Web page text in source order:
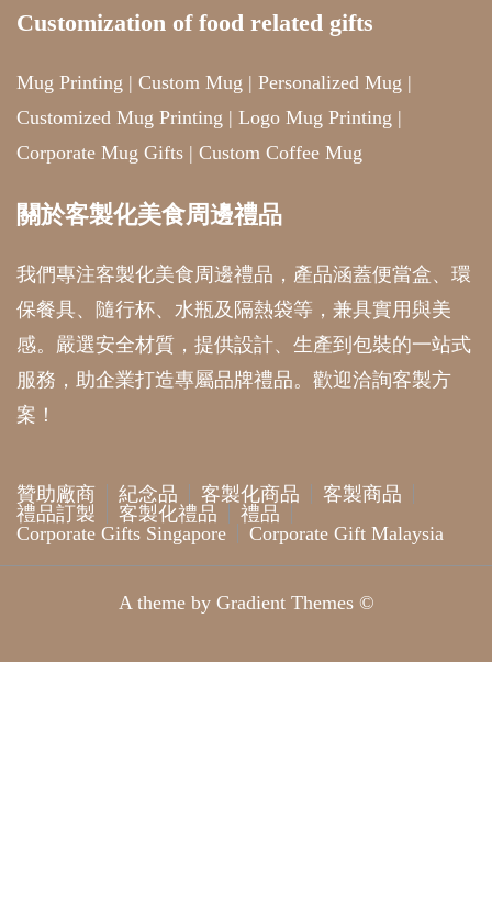
Customization of food related gifts
Mug Printing | Custom Mug | Personalized Mug |
Customized Mug Printing | Logo Mug Printing |
Corporate Mug Gifts | Custom Coffee Mug
關於客製化美食周邊禮品
我們專注客製化美食周邊禮品，產品涵蓋便當盒、環
保餐具、隨行杯、水瓶及隔熱袋等，兼具實用與美
感。嚴選安全材質，提供設計、生產到包裝的一站式
服務，助企業打造專屬品牌禮品。歡迎洽詢客製方
案！
贊助廠商 紀念品 客製化商品
客製商品
禮品訂製
客製化禮品
禮品
Corporate Gifts Singapore
Corporate Gift Malaysia
A theme by Gradient Themes ©